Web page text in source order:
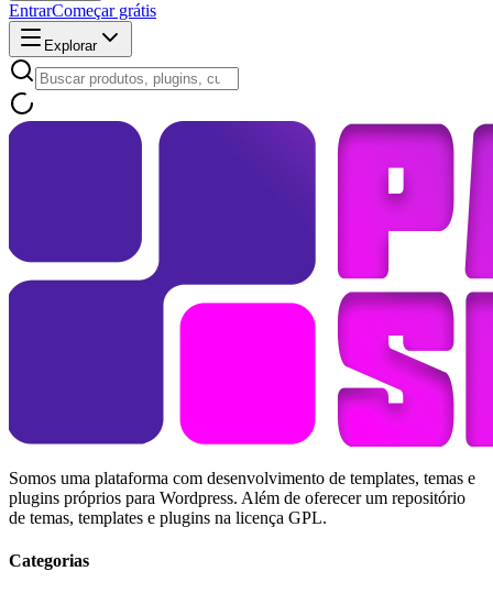
EntrarComeçar grátis
Explorar
Somos uma plataforma com desenvolvimento de templates, temas e
plugins próprios para Wordpress. Além de oferecer um repositório
de temas, templates e plugins na licença GPL.
Categorias